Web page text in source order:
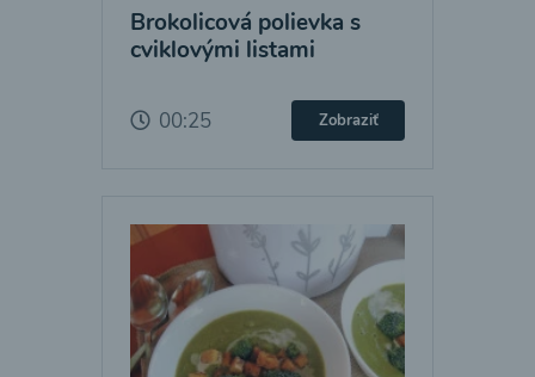
Brokolicová polievka s
cviklovými listami
00:25 Zobraziť